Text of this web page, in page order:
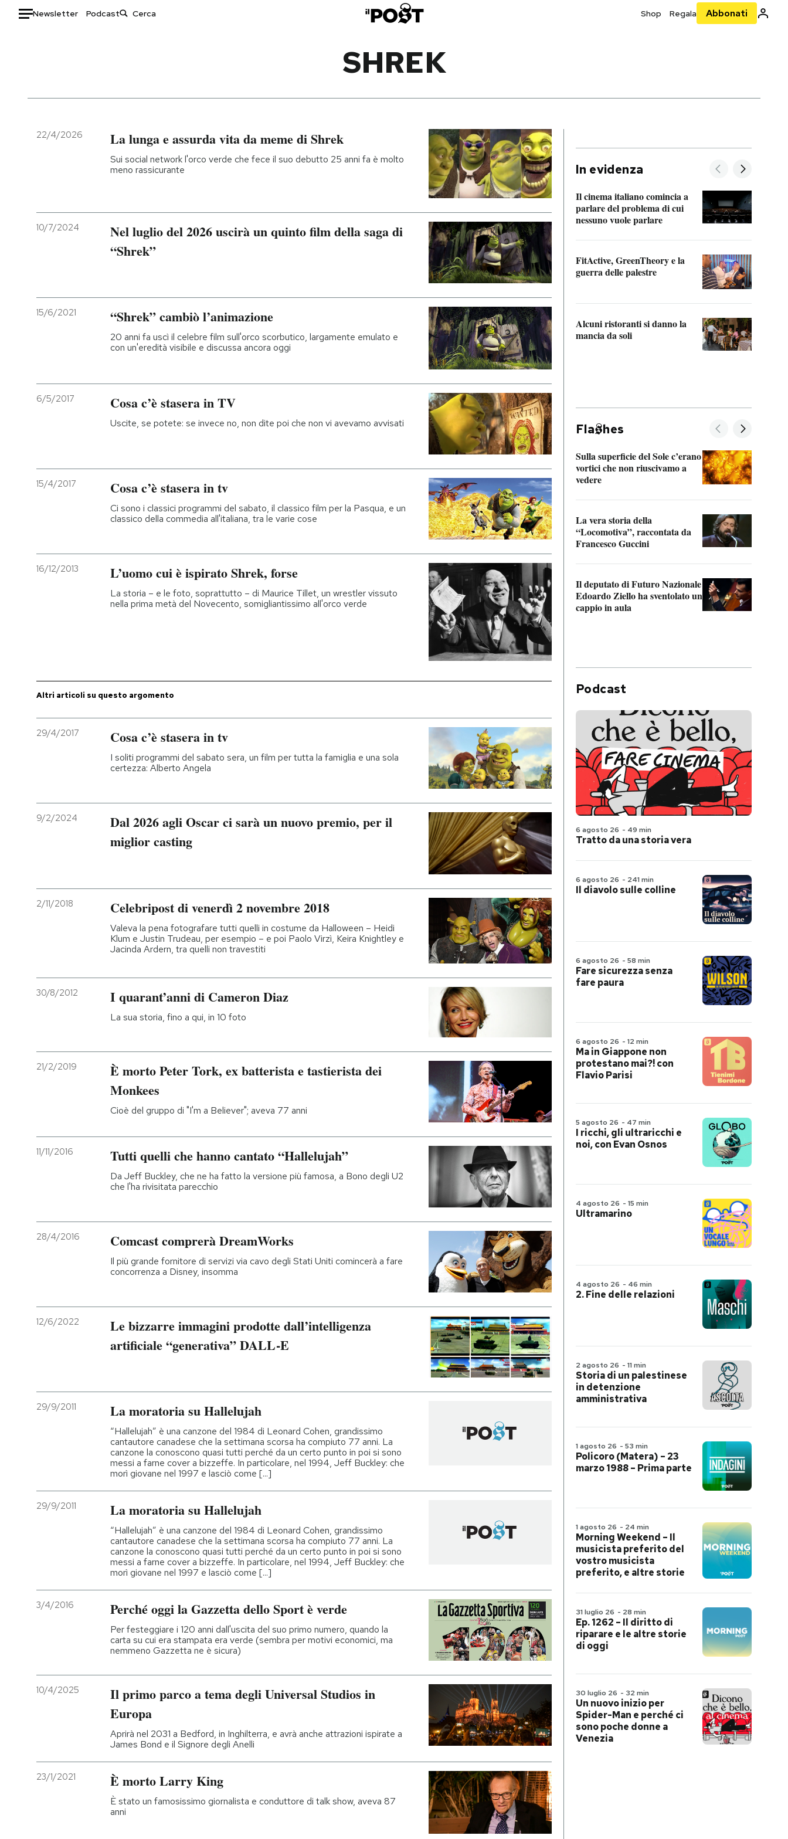
Newsletter Podcast Shop Regala Abbonati
Italia
Politica
Sport
Moda
Storie/Idee
Ok Boomer!
Mondiali calcio 2026
SHOP
AREA PERSONALE
SHREK
22/4/2026 La lunga e assurda vita da meme di Shrek
Sui social network l'orco verde che fece il suo debutto 25 anni fa è molto
meno rassicurante
10/7/2024
Nel luglio del 2026 uscirà un quinto film della saga di
“Shrek”
15/6/2021 “Shrek” cambiò l’animazione
20 anni fa uscì il celebre film sull'orco scorbutico, largamente emulato e
con un'eredità visibile e discussa ancora oggi
6/5/2017 Cosa c’è stasera in TV
Uscite, se potete: se invece no, non dite poi che non vi avevamo avvisati
15/4/2017 Cosa c’è stasera in tv
Ci sono i classici programmi del sabato, il classico film per la Pasqua, e un
classico della commedia all'italiana, tra le varie cose
16/12/2013 L’uomo cui è ispirato Shrek, forse
La storia – e le foto, soprattutto – di Maurice Tillet, un wrestler vissuto
nella prima metà del Novecento, somigliantissimo all'orco verde
Altri articoli su questo argomento
29/4/2017 Cosa c’è stasera in tv
I soliti programmi del sabato sera, un film per tutta la famiglia e una sola
certezza: Alberto Angela
9/2/2024
Dal 2026 agli Oscar ci sarà un nuovo premio, per il
miglior casting
2/11/2018 Celebripost di venerdì 2 novembre 2018
Valeva la pena fotografare tutti quelli in costume da Halloween – Heidi
Klum e Justin Trudeau, per esempio – e poi Paolo Virzì, Keira Knightley e
Jacinda Ardern, tra quelli non travestiti
30/8/2012 I quarant’anni di Cameron Diaz
La sua storia, fino a qui, in 10 foto
21/2/2019
È morto Peter Tork, ex batterista e tastierista dei
Monkees
Cioè del gruppo di "I'm a Believer"; aveva 77 anni
11/11/2016 Tutti quelli che hanno cantato “Hallelujah”
Da Jeff Buckley, che ne ha fatto la versione più famosa, a Bono degli U2
che l'ha rivisitata parecchio
28/4/2016 Comcast comprerà DreamWorks
Il più grande fornitore di servizi via cavo degli Stati Uniti comincerà a fare
concorrenza a Disney, insomma
12/6/2022
Le bizzarre immagini prodotte dall’intelligenza
artificiale “generativa” DALL-E
29/9/2011 La moratoria su Hallelujah
“Hallelujah” è una canzone del 1984 di Leonard Cohen, grandissimo
cantautore canadese che la settimana scorsa ha compiuto 77 anni. La
canzone la conoscono quasi tutti perché da un certo punto in poi si sono
messi a farne cover a bizzeffe. In particolare, nel 1994, Jeff Buckley: che
morì giovane nel 1997 e lasciò come [...]
29/9/2011 La moratoria su Hallelujah
“Hallelujah” è una canzone del 1984 di Leonard Cohen, grandissimo
cantautore canadese che la settimana scorsa ha compiuto 77 anni. La
canzone la conoscono quasi tutti perché da un certo punto in poi si sono
messi a farne cover a bizzeffe. In particolare, nel 1994, Jeff Buckley: che
morì giovane nel 1997 e lasciò come [...]
3/4/2016 Perché oggi la Gazzetta dello Sport è verde
Per festeggiare i 120 anni dall'uscita del suo primo numero, quando la
carta su cui era stampata era verde (sembra per motivi economici, ma
nemmeno Gazzetta ne è sicura)
10/4/2025
Il primo parco a tema degli Universal Studios in
Europa
Aprirà nel 2031 a Bedford, in Inghilterra, e avrà anche attrazioni ispirate a
James Bond e il Signore degli Anelli
23/1/2021 È morto Larry King
È stato un famosissimo giornalista e conduttore di talk show, aveva 87
anni
In evidenza
Il cinema italiano comincia a
parlare del problema di cui
nessuno vuole parlare
FitActive, GreenTheory e la
guerra delle palestre
Alcuni ristoranti si danno la
mancia da soli
Fla hes
Sulla superficie del Sole c’erano
vortici che non riuscivamo a
vedere
La vera storia della
“Locomotiva”, raccontata da
Francesco Guccini
Il deputato di Futuro Nazionale
Edoardo Ziello ha sventolato un
cappio in aula
Podcast
6 agosto 26 - 49 min
Tratto da una storia vera
6 agosto 26 - 241 min
Il diavolo sulle colline
6 agosto 26 - 58 min
Fare sicurezza senza
fare paura
6 agosto 26 - 12 min
Ma in Giappone non
protestano mai?! con
Flavio Parisi
5 agosto 26 - 47 min
I ricchi, gli ultraricchi e
noi, con Evan Osnos
4 agosto 26 - 15 min
Ultramarino
4 agosto 26 - 46 min
2. Fine delle relazioni
2 agosto 26 - 11 min
Storia di un palestinese
in detenzione
amministrativa
1 agosto 26 - 53 min
Policoro (Matera) – 23
marzo 1988 – Prima parte
1 agosto 26 - 24 min
Morning Weekend – Il
musicista preferito del
vostro musicista
preferito, e altre storie
31 luglio 26 - 28 min
Ep. 1262 – Il diritto di
riparare e le altre storie
di oggi
30 luglio 26 - 32 min
Un nuovo inizio per
Spider-Man e perché ci
sono poche donne a
Venezia